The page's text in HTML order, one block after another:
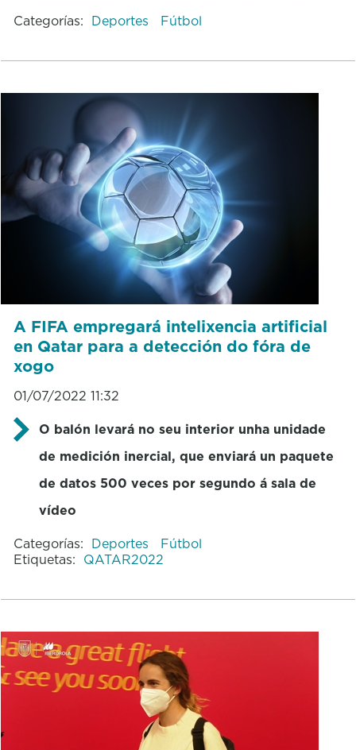
Categorías: Deportes Fútbol
A FIFA empregará intelixencia artificial
en Qatar para a detección do fóra de
xogo
01/07/2022 11:32
O balón levará no seu interior unha unidade
de medición inercial, que enviará un paquete
de datos 500 veces por segundo á sala de
vídeo
Categorías: Deportes
Fútbol
Etiquetas: QATAR2022